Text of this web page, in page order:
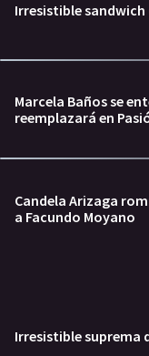
Irresistible
Marcela Baños se
reemplazará en
Candela Arizaga
a Facundo Moyano
Irresistible suprema